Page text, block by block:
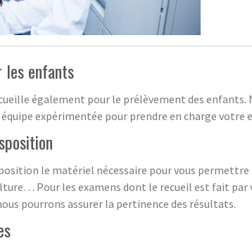
les enfants
également pour le prélèvement des
expérimentée pour prendre en charge
le matériel nécessaire pour vous
Pour les examens dont le recueil est fait
pourrons assurer la pertinence des résultats.